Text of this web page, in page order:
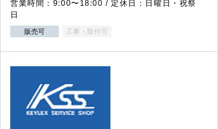
営業時間：9:00〜18:00 / 定休日：日曜日・祝祭
日
販売可 工事・取付可